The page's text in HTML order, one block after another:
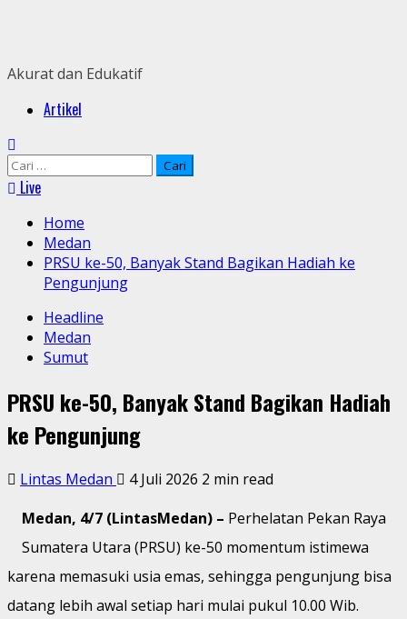
Akurat dan Edukatif
PrimaryArtikel
Cari
untuk:
Live
Home
Medan
PRSU ke-50, Banyak Stand Bagikan Hadiah ke
Pengunjung
Headline
Medan
Sumut
PRSU ke-50, Banyak Stand Bagikan Hadiah
ke Pengunjung
Lintas Medan 4 Juli 2026 2 min read
Medan, 4/7 (LintasMedan) – Perhelatan Pekan Raya
Sumatera Utara (PRSU) ke-50 momentum istimewa
karena memasuki usia emas, sehingga pengunjung bisa
datang lebih awal setiap hari mulai pukul 10.00 Wib.